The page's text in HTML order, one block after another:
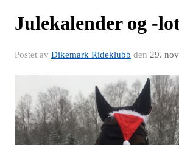
Julekalender og -
Postet av Dikemark Rideklubb den 29.